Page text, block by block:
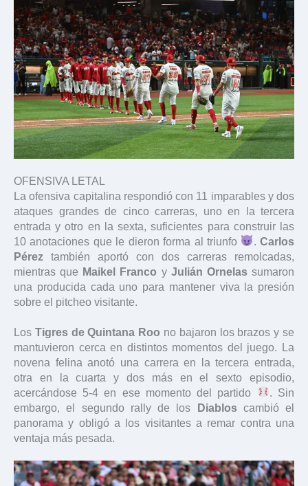
OFENSIVA LETAL
La ofensiva capitalina respondió con 11 imparables y dos
ataques grandes de cinco carreras, uno en la tercera
entrada y otro en la sexta, suficientes para construir las
10 anotaciones que le dieron forma al triunfo
.Carlos
Pérez también aportó con dos carreras remolcadas,
mientras que Maikel Franco y Julián Ornelassumaron
una producida cada uno para mantener viva la presión
sobre el pitcheo visitante.
Los Tigres de Quintana Roo no bajaron los brazos y se
mantuvieron cerca en distintos momentos del juego. La
novena felina anotó una carrera en la tercera entrada,
otra en la cuarta y dos más en el sexto episodio,
acercándose 5-4 en ese momento del partido
. Sin
embargo, el segundo rally de los
Diabloscambió el
panorama y obligó a los visitantes a remar contra una
ventaja más pesada.